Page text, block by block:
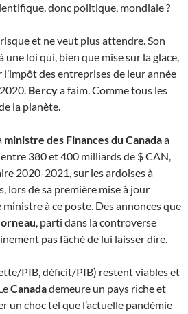
donc politique, mondiale ?
risque et ne veut plus attendre. Son
loi qui, bien que mise sur la glace,
des entreprises de leur année
Bercya faim. Comme tous les
la planète.
ministre des Finances du Canadaa
380 et 400 milliards de $ CAN,
2020-2021, sur les ardoises à
lors de sa première mise à jour
à ce poste. Des annonces que
, parti dans la controverse
pas fâché de lui laisser dire.
PIB, déficit/PIB) restent viables et
Canadademeure un pays riche et
un choc tel que l’actuelle pandémie